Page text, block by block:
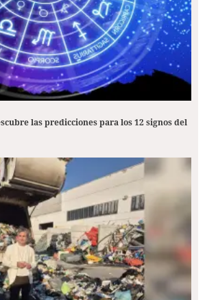
las predicciones para los 12 signos del